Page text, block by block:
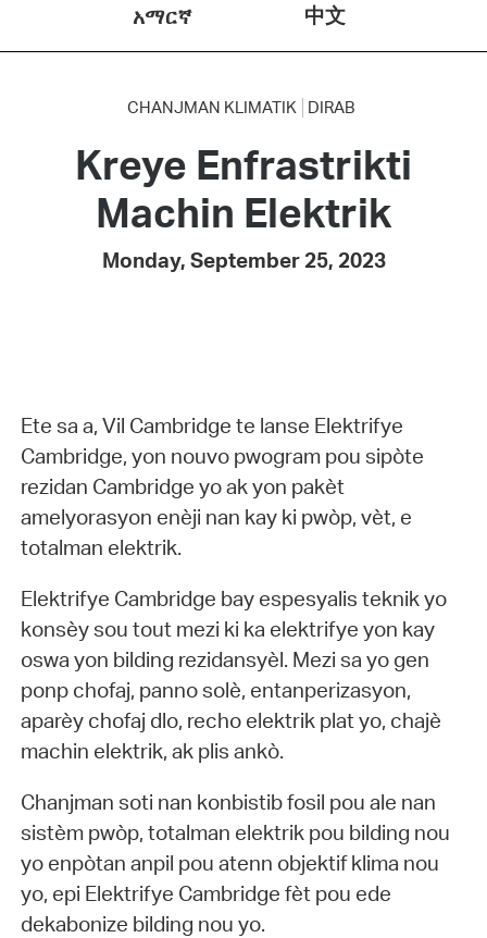
አማርኛ
中文
CHANJMAN KLIMATIK DIRAB
Kreye Enfrastrikti
Machin Elektrik
Monday, September 25, 2023
Ete sa a, Vil Cambridge te lanse Elektrifye
Cambridge, yon nouvo pwogram pou sipòte
rezidan Cambridge yo ak yon pakèt
amelyorasyon enèji nan kay ki pwòp, vèt, e
totalman elektrik.
Elektrifye Cambridge bay espesyalis teknik yo
konsèy sou tout mezi ki ka elektrifye yon kay
oswa yon bilding rezidansyèl. Mezi sa yo gen
ponp chofaj, panno solè, entanperizasyon,
aparèy chofaj dlo, recho elektrik plat yo, chajè
machin elektrik, ak plis ankò.
Chanjman soti nan konbistib fosil pou ale nan
sistèm pwòp, totalman elektrik pou bilding nou
yo enpòtan anpil pou atenn objektif klima nou
yo, epi Elektrifye Cambridge fèt pou ede
dekabonize bilding nou yo.